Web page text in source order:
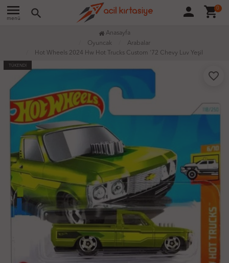
menu
menü search person shopping_cart
0
Anasayfa
Oyuncak
Arabalar
Hot Wheels 2024 Hw Hot Trucks Custom '72 Chevy Luv Yeşil
TÜKENDİ
favorite_border